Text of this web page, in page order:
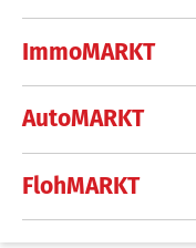
ImmoMARKT
AutoMARKT
FlohMARKT